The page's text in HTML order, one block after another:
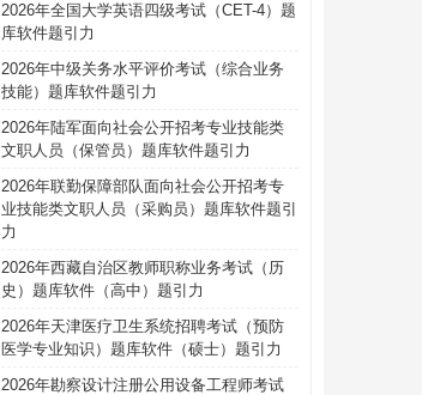
2026年全国大学英语四级考试（CET-4）题
库软件题引力
2026年中级关务水平评价考试（综合业务
技能）题库软件题引力
2026年陆军面向社会公开招考专业技能类
文职人员（保管员）题库软件题引力
2026年联勤保障部队面向社会公开招考专
业技能类文职人员（采购员）题库软件题引
力
2026年西藏自治区教师职称业务考试（历
史）题库软件（高中）题引力
2026年天津医疗卫生系统招聘考试（预防
医学专业知识）题库软件（硕士）题引力
2026年勘察设计注册公用设备工程师考试